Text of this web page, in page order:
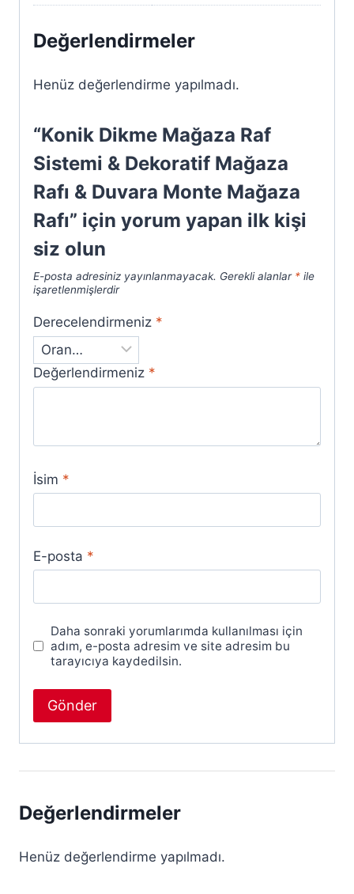
Değerlendirmeler
Henüz değerlendirme yapılmadı.
“Konik Dikme Mağaza Raf
Sistemi & Dekoratif Mağaza
Rafı & Duvara Monte Mağaza
Rafı” için yorum yapan ilk kişi
siz olun
E-posta adresiniz yayınlanmayacak. Gerekli alanlar * ile
işaretlenmişlerdir
Derecelendirmeniz *
Değerlendirmeniz *
İsim *
E-posta *
Daha sonraki yorumlarımda kullanılması için
adım, e-posta adresim ve site adresim bu
tarayıcıya kaydedilsin.
Değerlendirmeler
Henüz değerlendirme yapılmadı.